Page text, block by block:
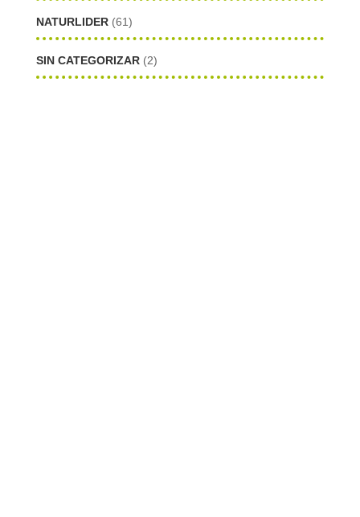
NATURLIDER (61)
SIN CATEGORIZAR (2)